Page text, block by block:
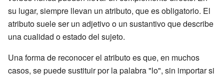
su lugar, siempre llevan un atributo, que es obligatorio. El
atributo suele ser un adjetivo o un sustantivo que describe
una cualidad o estado del sujeto.
Una forma de reconocer el atributo es que, en muchos
casos, se puede sustituir por la palabra "lo", sin importar si